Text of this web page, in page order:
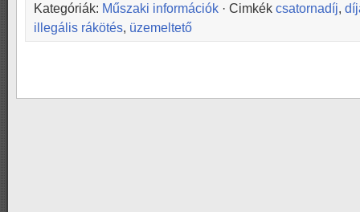
Kategóriák: Műszaki információk · Cimkék csatornadíj,
illegális rákötés, üzemeltető